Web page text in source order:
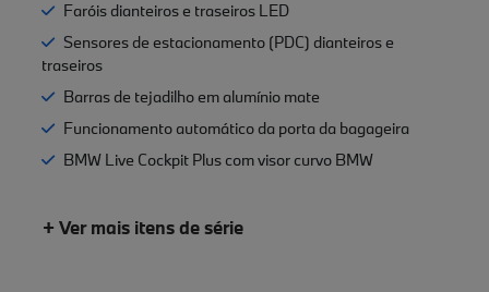
Faróis dianteiros e traseiros LED
Sensores de estacionamento (PDC) dianteiros e
traseiros
Barras de tejadilho em alumínio mate
Funcionamento automático da porta da bagageira
BMW Live Cockpit Plus com visor curvo BMW
+ Ver mais itens de série